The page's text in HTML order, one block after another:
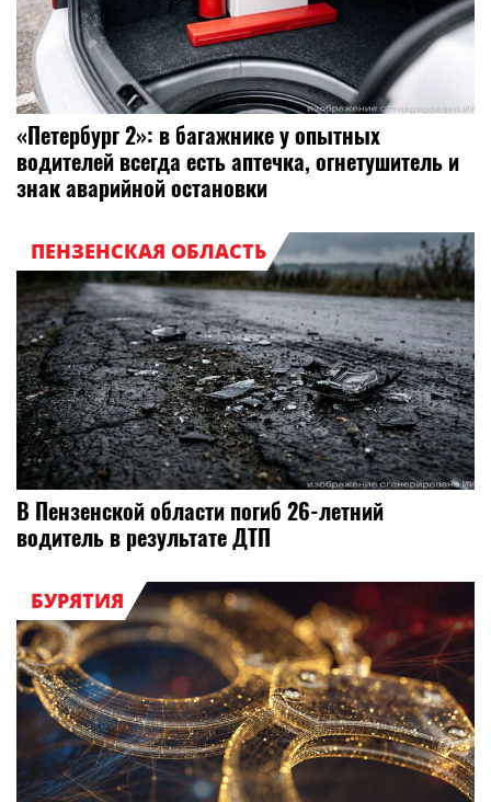
«Петербург 2»: в багажнике у опытных
водителей всегда есть аптечка, огнетушитель и
знак аварийной остановки
ПЕНЗЕНСКАЯ ОБЛАСТЬ
В Пензенской области погиб 26-летний
водитель в результате ДТП
БУРЯТИЯ